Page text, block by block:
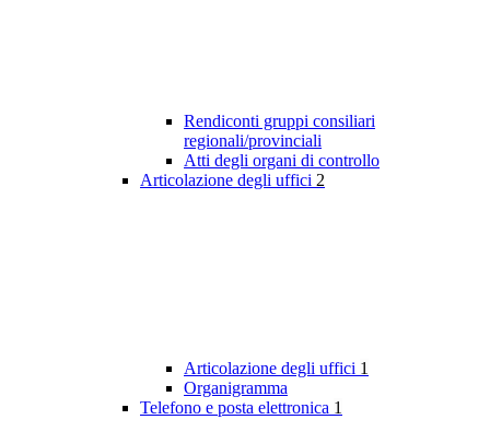
Rendiconti gruppi consiliari
regionali/provinciali
Atti degli organi di controllo
Articolazione degli uffici 2
Articolazione degli uffici 1
Organigramma
Telefono e posta elettronica 1